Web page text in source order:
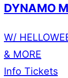
DYNAMO
W/
& MORE
Info Tickets